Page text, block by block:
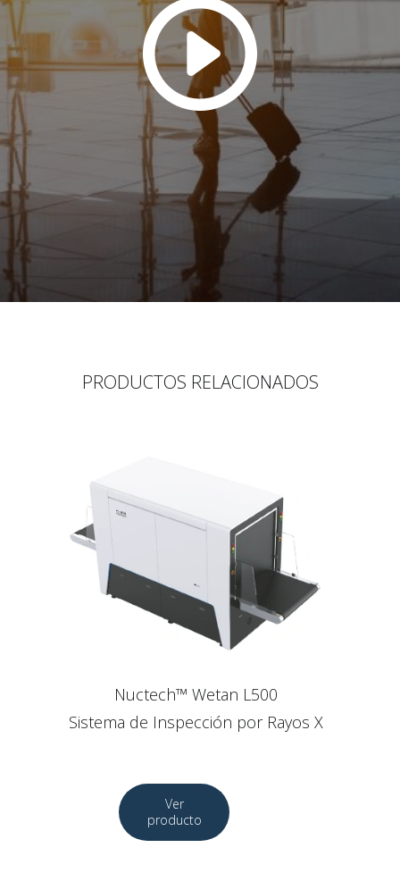
PRODUCTOS RELACIONADOS
Nuctech™ Wetan L500
Sistema de Inspección por Rayos X